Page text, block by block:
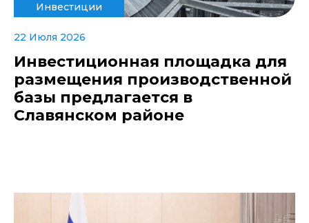
Инвестиции
22 Июля 2026
Инвестиционная площадка для
размещения производственной
базы предлагается в
Славянском районе